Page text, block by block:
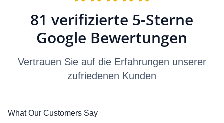
81 verifizierte 5-Sterne
Google Bewertungen
Vertrauen Sie auf die Erfahrungen unserer
zufriedenen Kunden
What Our Customers Say